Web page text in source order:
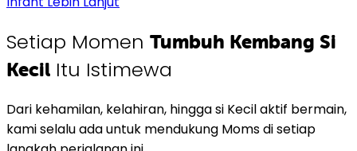
Setiap Momen Tumbuh Kembang Si
Kecil Itu Istimewa
Dari kehamilan, kelahiran, hingga si Kecil aktif bermain,
kami selalu ada untuk mendukung Moms di setiap